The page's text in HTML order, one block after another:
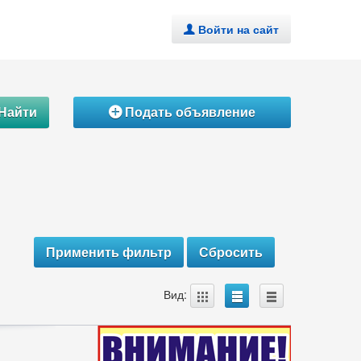
. Войти на сайт
ÁПодать объявление
Вид: A B C